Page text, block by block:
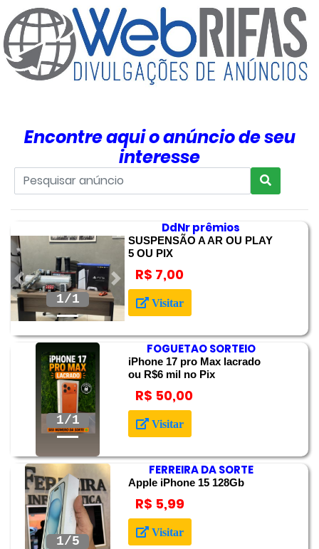
Encontre aqui o anúncio de seu
interesse
Anterior Próximo
DdNr prêmios
SUSPENSÃO A AR OU PLAY
5 OU PIX
R$ 7,00
Visitar
Anterior Próximo
FOGUETAO SORTEIO
iPhone 17 pro Max lacrado
ou R$6 mil no Pix
R$ 50,00
Visitar
2/5
Anterior Próximo
FERREIRA DA SORTE
Apple iPhone 15 128Gb
R$ 5,99
Visitar